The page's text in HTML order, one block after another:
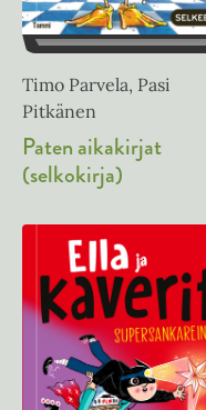
Timo Parvela, Pasi
Pitkänen
Paten aikakirjat
(selkokirja)